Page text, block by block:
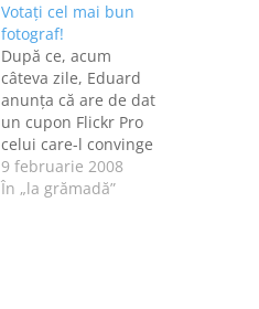
Votaţi cel mai bun
fotograf!
După ce, acum
câteva zile, Eduard
anunţa că are de dat
un cupon Flickr Pro
celui care-l convinge
că are poze faine,
ieri a anunţat că mai
9 februarie 2008
În „la grămadă”